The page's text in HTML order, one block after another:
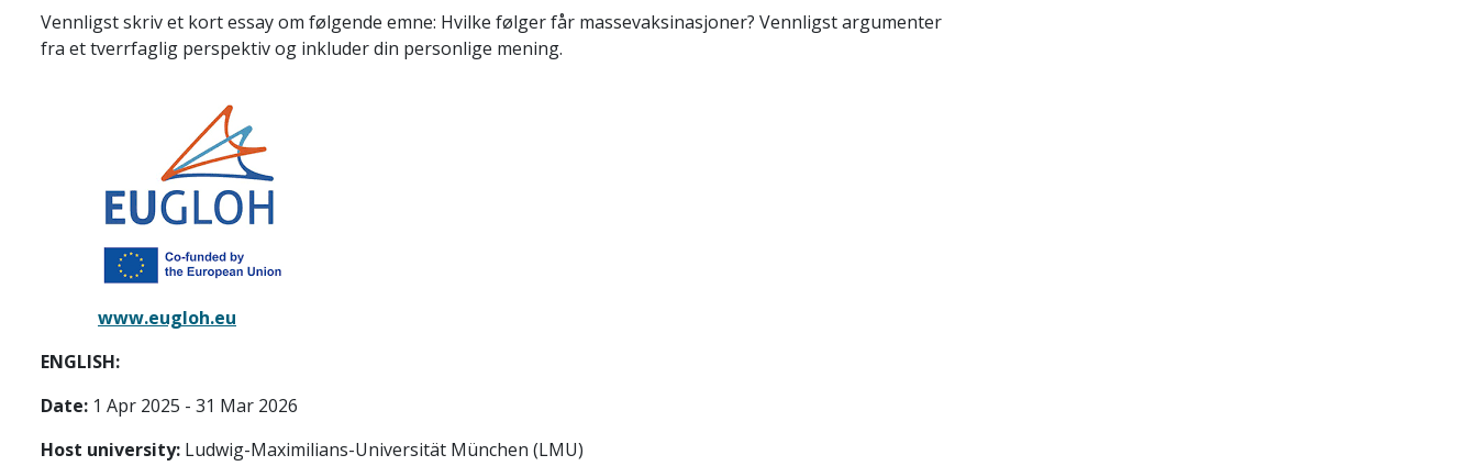
Vennligst skriv et kort essay om følgende emne: Hvilke følger får massevaksinasjoner? Vennligst argumenter
fra et tverrfaglig perspektiv og inkluder din personlige mening.
www.eugloh.eu
ENGLISH:
Date: 1 Apr 2025 - 31 Mar 2026
Host university: Ludwig-Maximilians-Universität München (LMU)